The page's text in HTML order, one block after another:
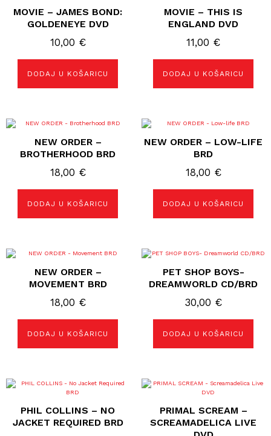
MOVIE – JAMES BOND:
GOLDENEYE DVD
10,00 €
DODAJ U KOŠARICU
MOVIE – THIS IS
ENGLAND DVD
11,00 €
DODAJ U KOŠARICU
NEW ORDER –
BROTHERHOOD BRD
18,00 €
DODAJ U KOŠARICU
NEW ORDER – LOW-LIFE
BRD
18,00 €
DODAJ U KOŠARICU
NEW ORDER –
MOVEMENT BRD
18,00 €
DODAJ U KOŠARICU
PET SHOP BOYS-
DREAMWORLD CD/BRD
30,00 €
DODAJ U KOŠARICU
PHIL COLLINS – NO
JACKET REQUIRED BRD
PRIMAL SCREAM –
SCREAMADELICA LIVE